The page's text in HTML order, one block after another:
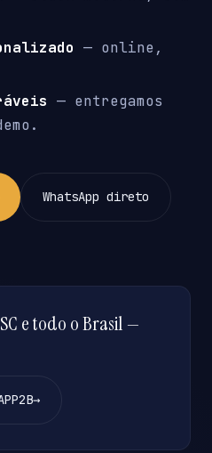
— online,
— entregamos
WhatsApp direto
e todo o Brasil —
→